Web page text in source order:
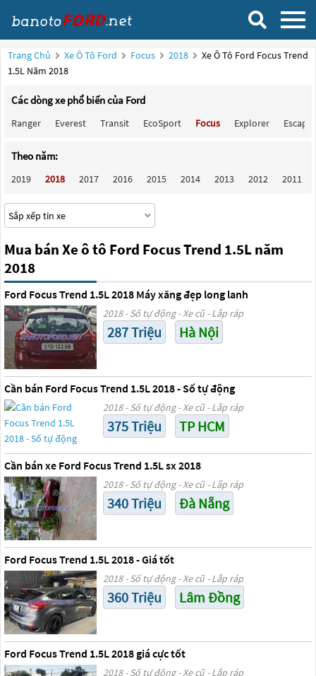
Trang Chủ Xe Ô Tô Ford Focus 2018
Xe Ô Tô Ford Focus Trend
1.5L Năm 2018
Các dòng xe phổ biến của Ford
Ranger Everest Transit EcoSport Focus Explorer Escape
Theo năm:
2019 2018 2017 2016 2015 2014 2013 2012 2011
Mua bán Xe ô tô Ford Focus Trend 1.5L năm
2018
Ford Focus Trend 1.5L 2018 Máy xăng đẹp long lanh
2018 - Số tự động - Xe cũ - Lắp ráp
287 Triệu Hà Nội
Cần bán Ford Focus Trend 1.5L 2018 - Số tự động
2018 - Số tự động - Xe cũ - Lắp ráp
375 Triệu TP HCM
Cần bán xe Ford Focus Trend 1.5L sx 2018
2018 - Số tự động - Xe cũ - Lắp ráp
340 Triệu Đà Nẵng
Ford Focus Trend 1.5L 2018 - Giá tốt
2018 - Số tự động - Xe cũ - Lắp ráp
360 Triệu Lâm Đồng
Ford Focus Trend 1.5L 2018 giá cực tốt
2018 - Số tự động - Xe cũ - Lắp ráp